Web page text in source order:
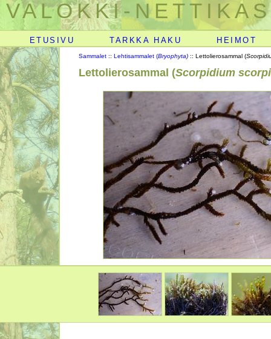
VALOKKI-
ETUSIVU TARKKA HAKU HEIMOT
Sammalet :: Lehtisammalet (Bryophyta) :: Lettolierosammal (
Lettolierosammal (Scorpidium